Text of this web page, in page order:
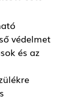
védelmet
és az